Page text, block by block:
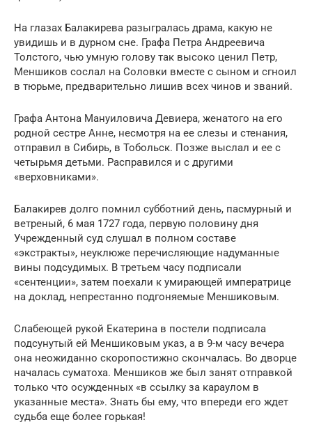
На глазах Балакирева разыгралась драма, какую не
увидишь и в дурном сне. Графа Петра Андреевича
Толстого, чью умную голову так высоко ценил Петр,
Меншиков сослал на Соловки вместе с сыном и сгноил
в тюрьме, предварительно лишив всех чинов и званий.
Графа Антона Мануиловича Девиера, женатого на его
родной сестре Анне, несмотря на ее слезы и стенания,
отправил в Сибирь, в Тобольск. Позже выслал и ее с
четырьмя детьми. Расправился и с другими
«верховниками».
Балакирев долго помнил субботний день, пасмурный и
ветреный, 6 мая 1727 года, первую половину дня
Учрежденный суд слушал в полном составе
«экстракты», неуклюже перечисляющие надуманные
вины подсудимых. В третьем часу подписали
«сентенции», затем поехали к умирающей императрице
на доклад, непрестанно подгоняемые Меншиковым.
Слабеющей рукой Екатерина в постели подписала
подсунутый ей Меншиковым указ, а в 9-м часу вечера
она неожиданно скоропостижно скончалась. Во дворце
началась суматоха. Меншиков же был занят отправкой
только что осужденных «в ссылку за караулом в
указанные места». Знать бы ему, что впереди его ждет
судьба еще более горькая!